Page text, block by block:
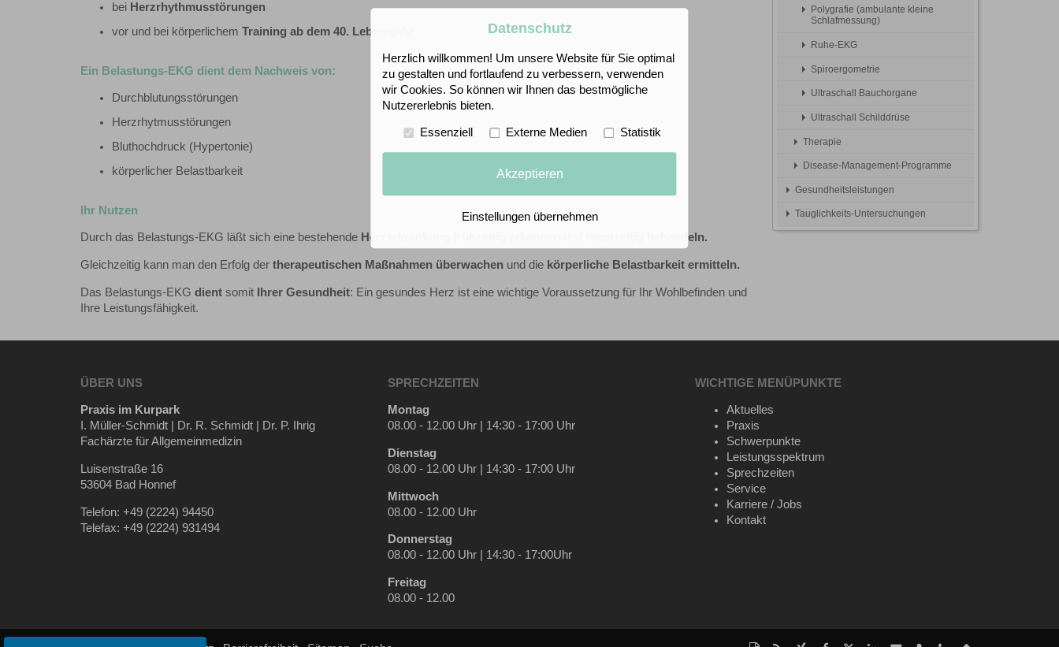
bei Herzrhythmusstörungen
vor und bei körperlichem Training ab dem 40. Lebensjahr
Ein Belastungs-EKG dient dem Nachweis von:
Durchblutungsstörungen
Herzrhytmusstörungen
Bluthochdruck (Hypertonie)
körperlicher Belastbarkeit
Ihr Nutzen
Durch das Belastungs-EKG läßt sich eine bestehende Herzerkrankung frühzeitig erkannen rechtzeitig behandeln.
Gleichzeitig kann man den Erfolg der therapeutischen Maßnahmen überwachen und die körperliche Belastbarkeit ermitteln.
Das Belastungs-EKG dient somit Ihrer Gesundheit: Ein gesundes Herz ist eine wichtige Voraussetzung für Ihr Wohlbefinden und
Ihre Leistungsfähigkeit.
Polygrafie (ambulante kleine
Schlafmessung)
Ruhe-EKG
Spiroergometrie
Ultraschall Bauchorgane
Ultraschall Schilddrüse
Therapie
Disease-Management-Programme
Gesundheitsleistungen
Tauglichkeits-Untersuchungen
ÜBER UNS
Praxis im Kurpark
I. Müller-Schmidt | Dr. R. Schmidt | Dr. P. Ihrig
Fachärzte für Allgemeinmedizin
Luisenstraße 16
53604 Bad Honnef
Telefon: +49 (2224) 94450
Telefax: +49 (2224) 931494
SPRECHZEITEN
Montag
08.00 - 12.00 Uhr | 14:30 - 17:00 Uhr
Dienstag
08.00 - 12.00 Uhr | 14:30 - 17:00 Uhr
Mittwoch
08.00 - 12.00 Uhr
Donnerstag
08.00 - 12.00 Uhr | 14:30 - 17:00Uhr
Freitag
08.00 - 12.00
WICHTIGE MENÜPUNKTE
Aktuelles
Praxis
Schwerpunkte
Leistungsspektrum
Sprechzeiten
Service
Karriere / Jobs
Kontakt
Diese RSS- Auf Auf Auf Auf Per vCard Kontakt
Datenschutz
Herzlich willkommen! Um unsere Website für Sie optimal
zu gestalten und fortlaufend zu verbessern, verwenden
wir Cookies. So können wir Ihnen das bestmögliche
Nutzererlebnis bieten.
Essenziell Externe Medien Statistik
Akzeptieren
Einstellungen übernehmen